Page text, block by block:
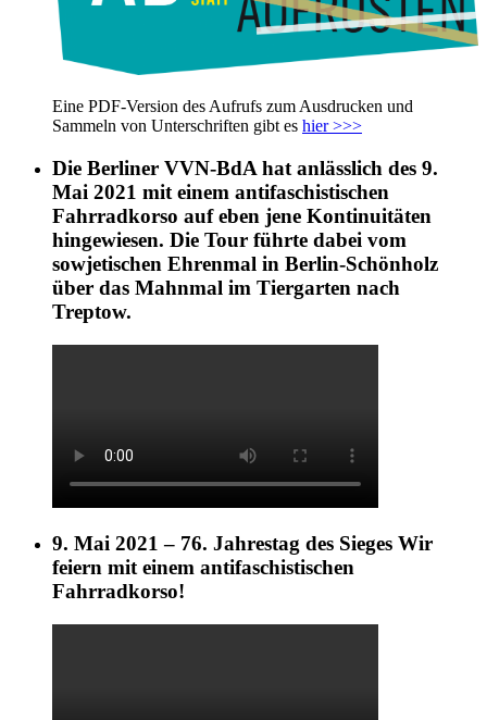
Eine PDF-Version des Aufrufs zum Ausdrucken und
Sammeln von Unterschriften gibt es hier >>>
Die Berliner VVN-BdA hat anlässlich des 9.
Mai 2021 mit einem antifaschistischen
Fahrradkorso auf eben jene Kontinuitäten
hingewiesen. Die Tour führte dabei vom
sowjetischen Ehrenmal in Berlin-Schönholz
über das Mahnmal im Tiergarten nach
Treptow.
9. Mai 2021 – 76. Jahrestag des Sieges Wir
feiern mit einem antifaschistischen
Fahrradkorso!